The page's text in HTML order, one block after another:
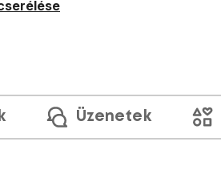
Üzenetek